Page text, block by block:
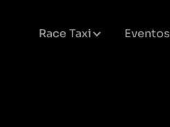
Race Taxi Eventos